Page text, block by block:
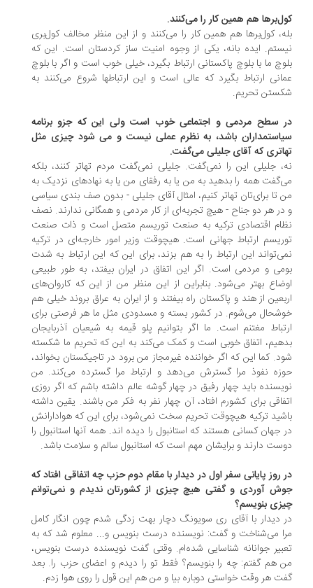
هم همین کار را می‌کنند.
کول‌برها هم همین کار را می‌کنند و از این منظر مخالف کول‌بری
ایده بانه، یکی از وجوه امنیت ساز کردستان است. این که
ما با بلوچ پاکستانی ارتباط بگیرد، خیلی خوب است و اگر با بلوچ
ارتباط بگیرد که عالی است و این ارتباطها شروع می‌کنند به
تحریم.
سطح مردمی و اجتماعی خوب است ولی این که جزو برنامه
باشد، به نظرم عملی نیست و می شود چیزی مثل
که آقای جلیلی می‌گفت.
جلیلی این را نمی‌گفت. جلیلی نمی‌گفت مردم تهاتر کنند، بلکه
همه را بدهید به من یا به رفقای من یا به نهادهای نزدیک به
تا برای‌تان تهاتر کنیم، امثال آقای جلیلی - بدون صف بندی سیاسی
هر دو جناح - هیچ تجربه‌ای از کار مردمی و همگانی ندارند. نصف
اقتصادی ترکیه به صنعت توریسم متصل است و ذات صنعت
ارتباط جهانی است. هیچوقت وزیر امور خارجه‌ای در ترکیه
این ارتباط را به هم بزند، برای این که این ارتباط به شدت
و مردمی است. اگر این اتفاق در ایران بیفتد، به طور طبیعی
بهتر می‌شود. بنابراین از این منظر من از این که کاروان‌های
از هند و پاکستان راه بیفتند و از ایران به عراق بروند خیلی هم
می‌شوم. در کشور بسته و مسدودی مثل ما هر فرصتی برای
مغتنم است. ما اگر بتوانیم پلو قیمه به شیعیان آذربایجان
اتفاق خوبی است و کمک می‌کند به این که تحریم ما شکسته
کما این که اگر خواننده غیرمجاز من برود در تاجیکستان بخواند،
نفوذ مرا گسترش می‌دهد و ارتباط مرا گسترده می‌کند. من
باید چهار رفيق در چهار گوشه عالم داشته باشم که اگر روزی
برای کشورم افتاد، آن چهار نفر به فکر من باشند. یقین داشته
ترکیه هیچوقت تحریم سخت نمی‌شود، برای این که هوادارانش
جهان کسانی هستند که استانبول را دیده اند. همه آنها استانبول را
دارند و برایشان مهم است که استانبول سالم و سلامت باشد.
روز پایانی سفر اول در دیدار با مقام دوم حزب چه اتفاقی افتاد که
آوردی و گفتی هیچ چیزی از کشورتان ندیدم و نمی‌توانم
بنویسم؟
دیدار با آقای ری سویونگ دچار بهت زدگی شدم چون انگار کامل
می‌شناخت و گفت: نویسنده درست بنویس و... معلوم شد که به
جوانانه شناسایی شده‌ام. وقتی گفت نویسنده درست بنویس،
هم گفتم: چه را بنویسم؟ فقط تو را دیدم و اعضای حزب را. بعد
هر وقت خواستی دوباره بیا و من هم این قول را روی هوا زدم.